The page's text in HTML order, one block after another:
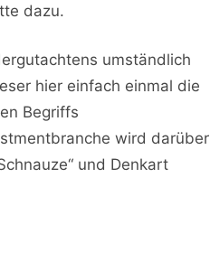
dazu.
umständlich
hier einfach einmal die
Begriffs
wird darüber
und Denkart